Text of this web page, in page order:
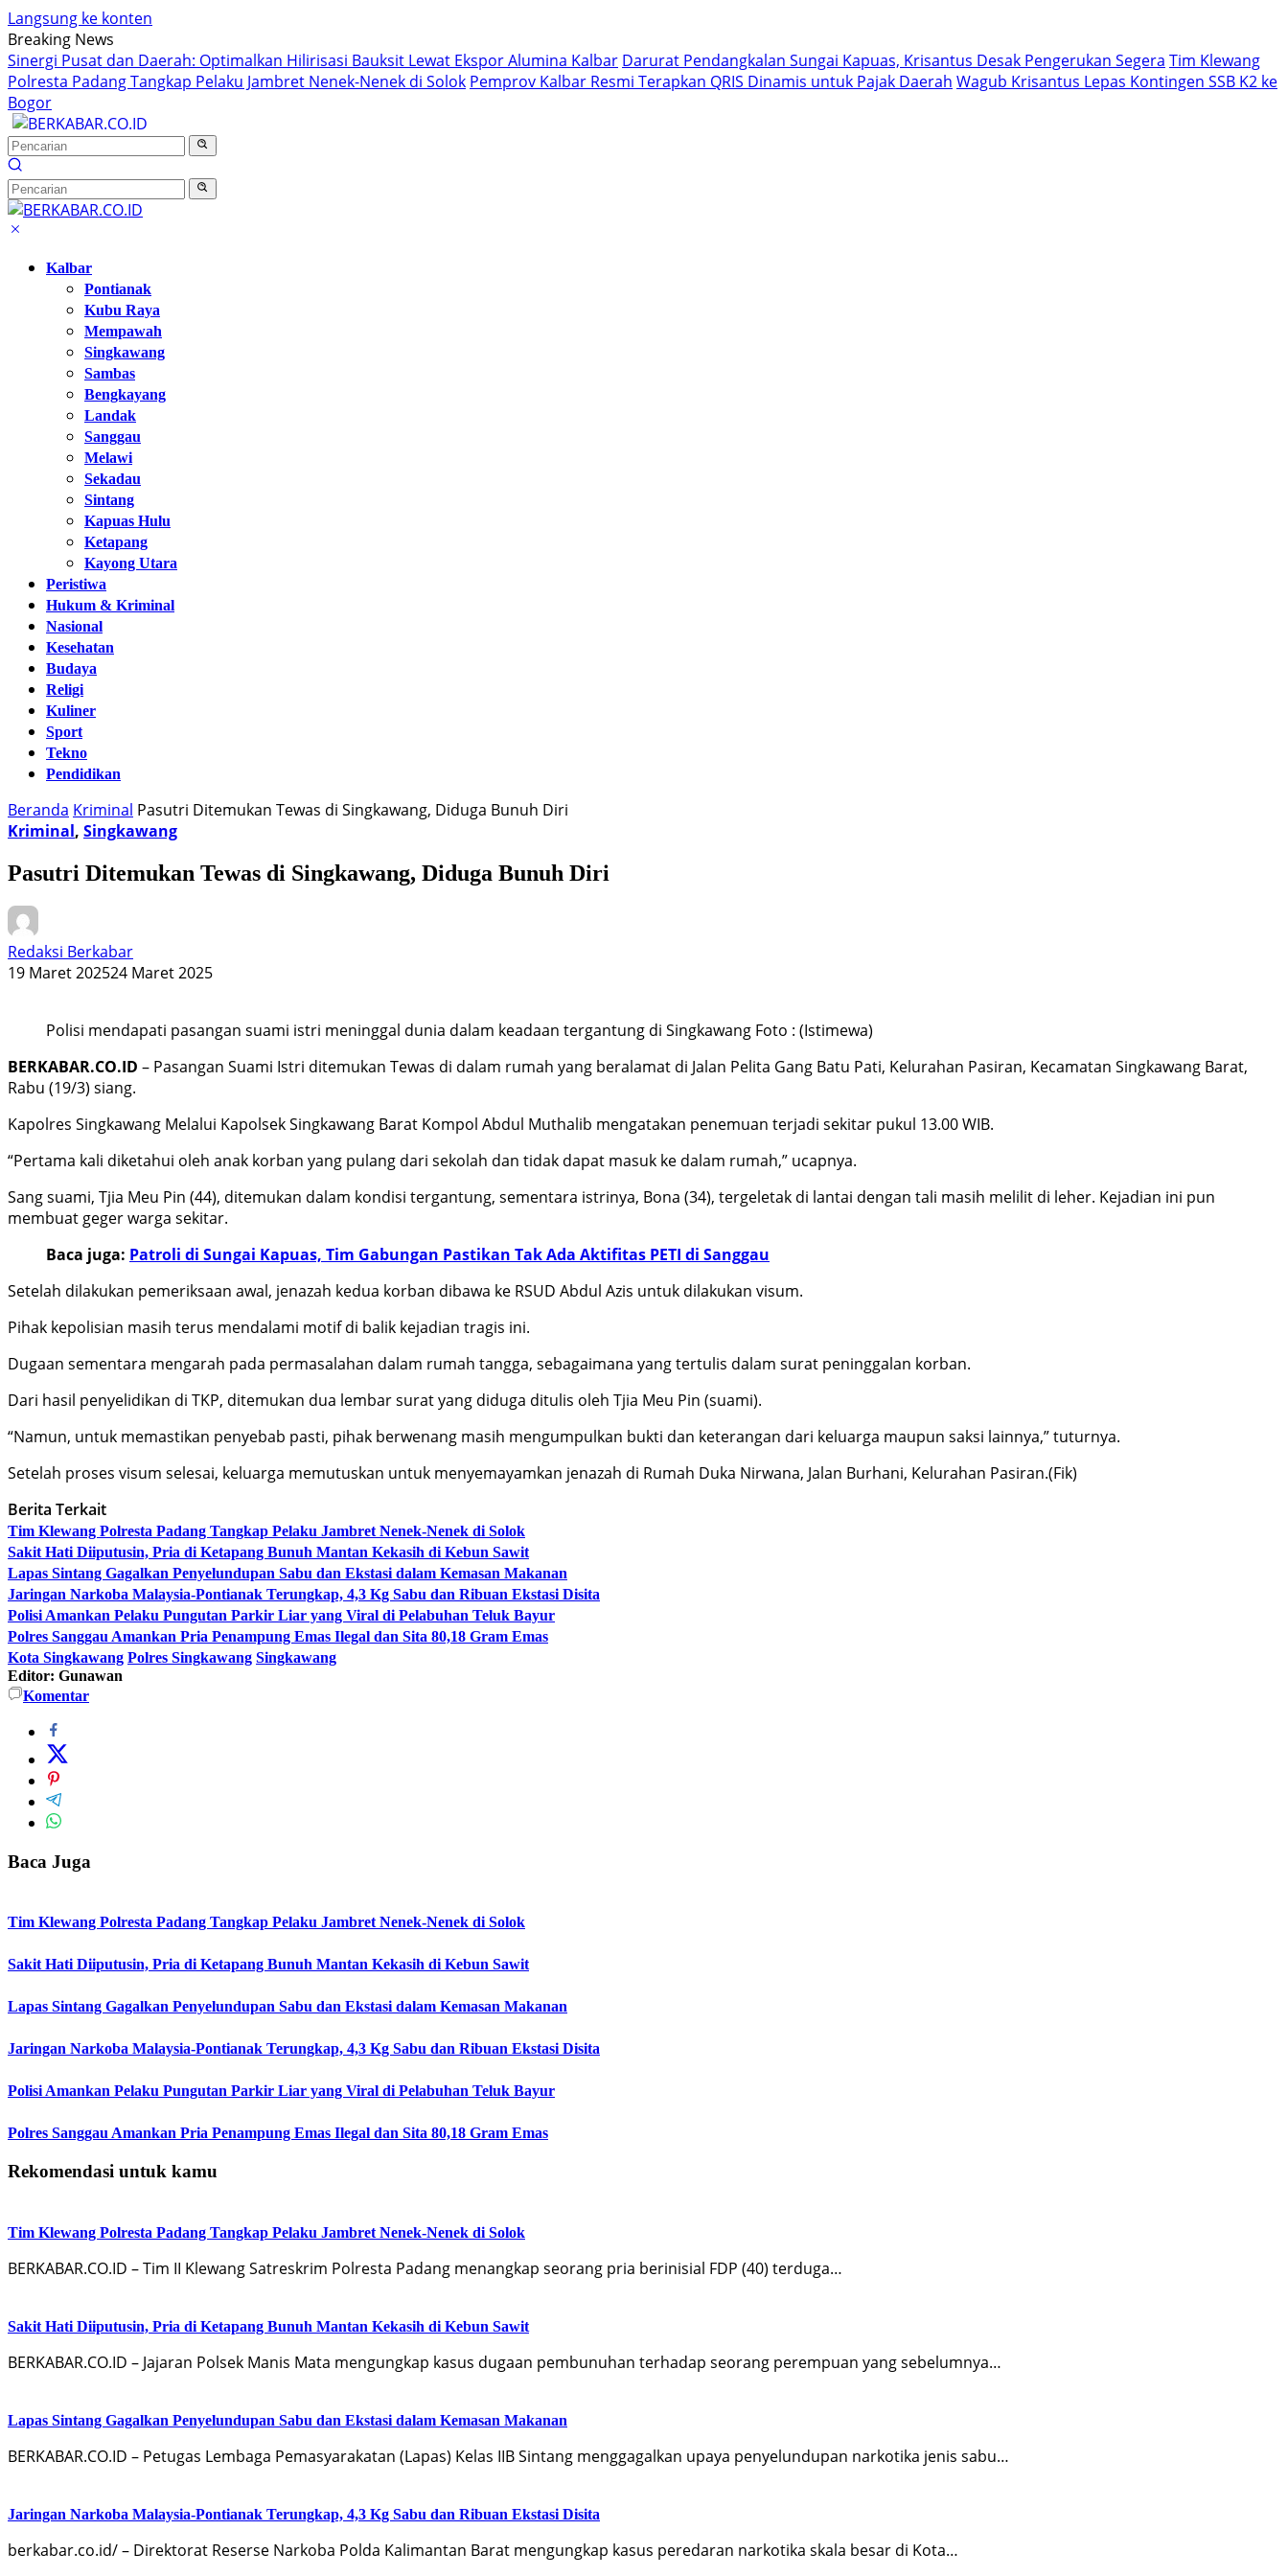
Langsung ke konten
Breaking News
Sinergi Pusat dan Daerah: Optimalkan Hilirisasi Bauksit Lewat Ekspor Alumina Kalbar Darurat Pendangkalan Sungai Kapuas, Krisantus Desak Pengerukan Segera Tim Klewang
Polresta Padang Tangkap Pelaku Jambret Nenek-Nenek di Solok Pemprov Kalbar Resmi Terapkan QRIS Dinamis untuk Pajak Daerah Wagub Krisantus Lepas Kontingen SSB K2 ke
Bogor
Kalbar
Pontianak
Kubu Raya
Mempawah
Singkawang
Sambas
Bengkayang
Landak
Sanggau
Melawi
Sekadau
Sintang
Kapuas Hulu
Ketapang
Kayong Utara
Peristiwa
Hukum & Kriminal
Nasional
Kesehatan
Budaya
Religi
Kuliner
Sport
Tekno
Pendidikan
Beranda Kriminal Pasutri Ditemukan Tewas di Singkawang, Diduga Bunuh Diri
Kriminal, Singkawang
Pasutri Ditemukan Tewas di Singkawang, Diduga Bunuh Diri
Redaksi Berkabar
19 Maret 202524 Maret 2025
Polisi mendapati pasangan suami istri meninggal dunia dalam keadaan tergantung di Singkawang Foto : (Istimewa)
BERKABAR.CO.ID – Pasangan Suami Istri ditemukan Tewas di dalam rumah yang beralamat di Jalan Pelita Gang Batu Pati, Kelurahan Pasiran, Kecamatan Singkawang Barat,
Rabu (19/3) siang.
Kapolres Singkawang Melalui Kapolsek Singkawang Barat Kompol Abdul Muthalib mengatakan penemuan terjadi sekitar pukul 13.00 WIB.
“Pertama kali diketahui oleh anak korban yang pulang dari sekolah dan tidak dapat masuk ke dalam rumah,” ucapnya.
Sang suami, Tjia Meu Pin (44), ditemukan dalam kondisi tergantung, sementara istrinya, Bona (34), tergeletak di lantai dengan tali masih melilit di leher. Kejadian ini pun
membuat geger warga sekitar.
Baca juga: Patroli di Sungai Kapuas, Tim Gabungan Pastikan Tak Ada Aktifitas PETI di Sanggau
Setelah dilakukan pemeriksaan awal, jenazah kedua korban dibawa ke RSUD Abdul Azis untuk dilakukan visum.
Pihak kepolisian masih terus mendalami motif di balik kejadian tragis ini.
Dugaan sementara mengarah pada permasalahan dalam rumah tangga, sebagaimana yang tertulis dalam surat peninggalan korban.
Dari hasil penyelidikan di TKP, ditemukan dua lembar surat yang diduga ditulis oleh Tjia Meu Pin (suami).
“Namun, untuk memastikan penyebab pasti, pihak berwenang masih mengumpulkan bukti dan keterangan dari keluarga maupun saksi lainnya,” tuturnya.
Setelah proses visum selesai, keluarga memutuskan untuk menyemayamkan jenazah di Rumah Duka Nirwana, Jalan Burhani, Kelurahan Pasiran.(Fik)
Berita Terkait
Tim Klewang Polresta Padang Tangkap Pelaku Jambret Nenek-Nenek di Solok
Sakit Hati Diiputusin, Pria di Ketapang Bunuh Mantan Kekasih di Kebun Sawit
Lapas Sintang Gagalkan Penyelundupan Sabu dan Ekstasi dalam Kemasan Makanan
Jaringan Narkoba Malaysia-Pontianak Terungkap, 4,3 Kg Sabu dan Ribuan Ekstasi Disita
Polisi Amankan Pelaku Pungutan Parkir Liar yang Viral di Pelabuhan Teluk Bayur
Polres Sanggau Amankan Pria Penampung Emas Ilegal dan Sita 80,18 Gram Emas
Kota Singkawang Polres Singkawang Singkawang
Editor: Gunawan
Komentar
Baca Juga
Tim Klewang Polresta Padang Tangkap Pelaku Jambret Nenek-Nenek di Solok
Sakit Hati Diiputusin, Pria di Ketapang Bunuh Mantan Kekasih di Kebun Sawit
Lapas Sintang Gagalkan Penyelundupan Sabu dan Ekstasi dalam Kemasan Makanan
Jaringan Narkoba Malaysia-Pontianak Terungkap, 4,3 Kg Sabu dan Ribuan Ekstasi Disita
Polisi Amankan Pelaku Pungutan Parkir Liar yang Viral di Pelabuhan Teluk Bayur
Polres Sanggau Amankan Pria Penampung Emas Ilegal dan Sita 80,18 Gram Emas
Rekomendasi untuk kamu
Tim Klewang Polresta Padang Tangkap Pelaku Jambret Nenek-Nenek di Solok
BERKABAR.CO.ID – Tim II Klewang Satreskrim Polresta Padang menangkap seorang pria berinisial FDP (40) terduga…
Sakit Hati Diiputusin, Pria di Ketapang Bunuh Mantan Kekasih di Kebun Sawit
BERKABAR.CO.ID – Jajaran Polsek Manis Mata mengungkap kasus dugaan pembunuhan terhadap seorang perempuan yang sebelumnya…
Lapas Sintang Gagalkan Penyelundupan Sabu dan Ekstasi dalam Kemasan Makanan
BERKABAR.CO.ID – Petugas Lembaga Pemasyarakatan (Lapas) Kelas IIB Sintang menggagalkan upaya penyelundupan narkotika jenis sabu…
Jaringan Narkoba Malaysia-Pontianak Terungkap, 4,3 Kg Sabu dan Ribuan Ekstasi Disita
berkabar.co.id/ – Direktorat Reserse Narkoba Polda Kalimantan Barat mengungkap kasus peredaran narkotika skala besar di Kota…